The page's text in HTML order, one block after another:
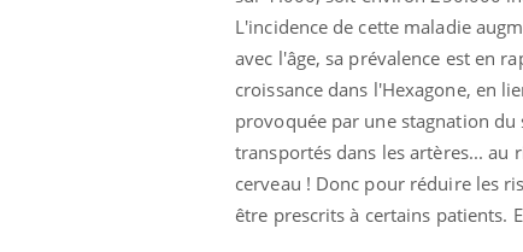
L'incidence de cette maladie
avec l'âge, sa prévalence est en
croissance dans l'Hexagone, en
provoquée par une stagnation
transportés dans les artères... au
cerveau ! Donc pour réduire les
être prescrits à certains patients.